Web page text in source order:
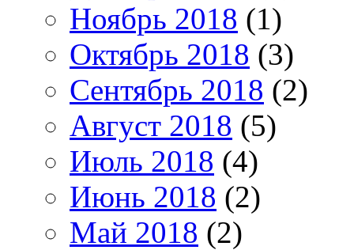
Ноябрь 2018 (1)
Октябрь 2018 (3)
Сентябрь 2018 (2)
Август 2018 (5)
Июль 2018 (4)
Июнь 2018 (2)
Май 2018 (2)